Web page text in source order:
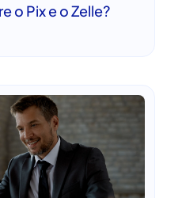
o Pix e o Zelle?